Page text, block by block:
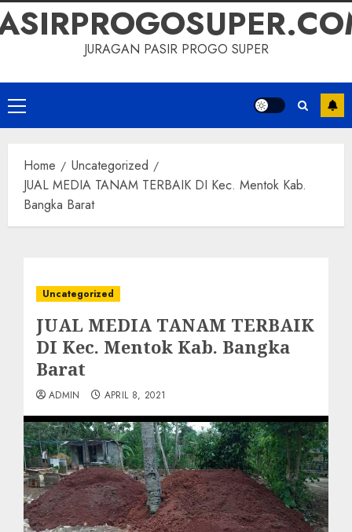
JURAGAN PASIR PROGO SUPER
Primary
Menu
Home
Uncategorized
JUAL MEDIA TANAM TERBAIK DI Kec. Mentok Kab.
Bangka Barat
Uncategorized
JUAL MEDIA TANAM TERBAIK
DI Kec. Mentok Kab. Bangka
Barat
ADMIN APRIL 8, 2021